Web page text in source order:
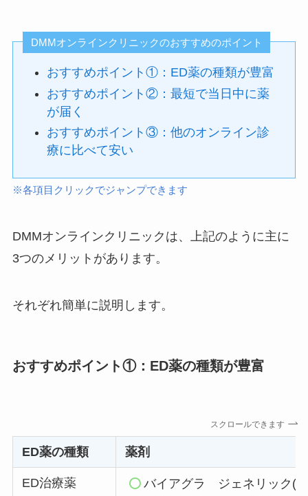
DMMオンラインクリニックのおすすめのポイント
おすすめポイント①：ED薬の種類が豊富
おすすめポイント②：最短で当日中に薬
が届く
おすすめポイント③：他のオンライン診
療に比べて安い
※各項目クリックでジャンプできます
DMMオンラインクリニックは、上記のように主に
3つのメリットがあります。
それぞれ簡単に説明します。
おすすめポイント①：ED薬の種類が豊富
スクロールできます
ED薬の種類 薬剤
ED治療薬
バイアグラ ジェネリック